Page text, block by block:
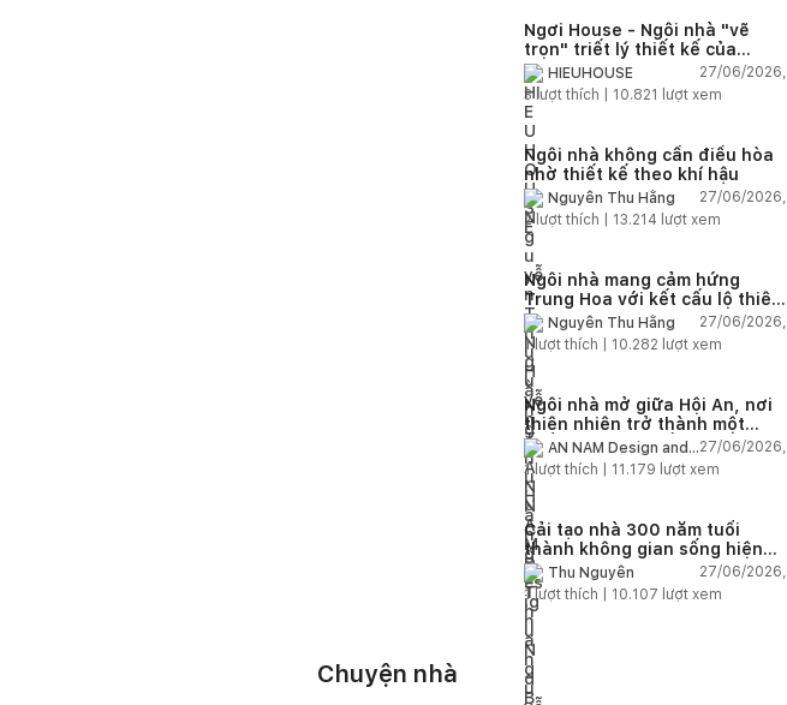
Ngơi House - Ngôi nhà "vẽ
trọn" triết lý thiết kế của
HIEUHOUSE
HIEUHOUSE
27/06/2026,
3lượt thích | 10.821 lượt xem
Ngôi nhà không cần điều hòa
nhờ thiết kế theo khí hậu
Nguyễn Thu Hằng
27/06/2026,
2lượt thích | 13.214 lượt xem
Ngôi nhà mang cảm hứng
Trung Hoa với kết cấu lộ thiên
hiện đại
Nguyễn Thu Hằng
27/06/2026,
1lượt thích | 10.282 lượt xem
Ngôi nhà mở giữa Hội An, nơi
thiên nhiên trở thành một
phần của cuộc sống
AN NAM Design and
Build
27/06/2026,
1lượt thích | 11.179 lượt xem
Cải tạo nhà 300 năm tuổi
thành không gian sống hiện
đại giữa thiên nhiên
Thu Nguyễn
27/06/2026,
1lượt thích | 10.107 lượt xem
Chuyện nhà